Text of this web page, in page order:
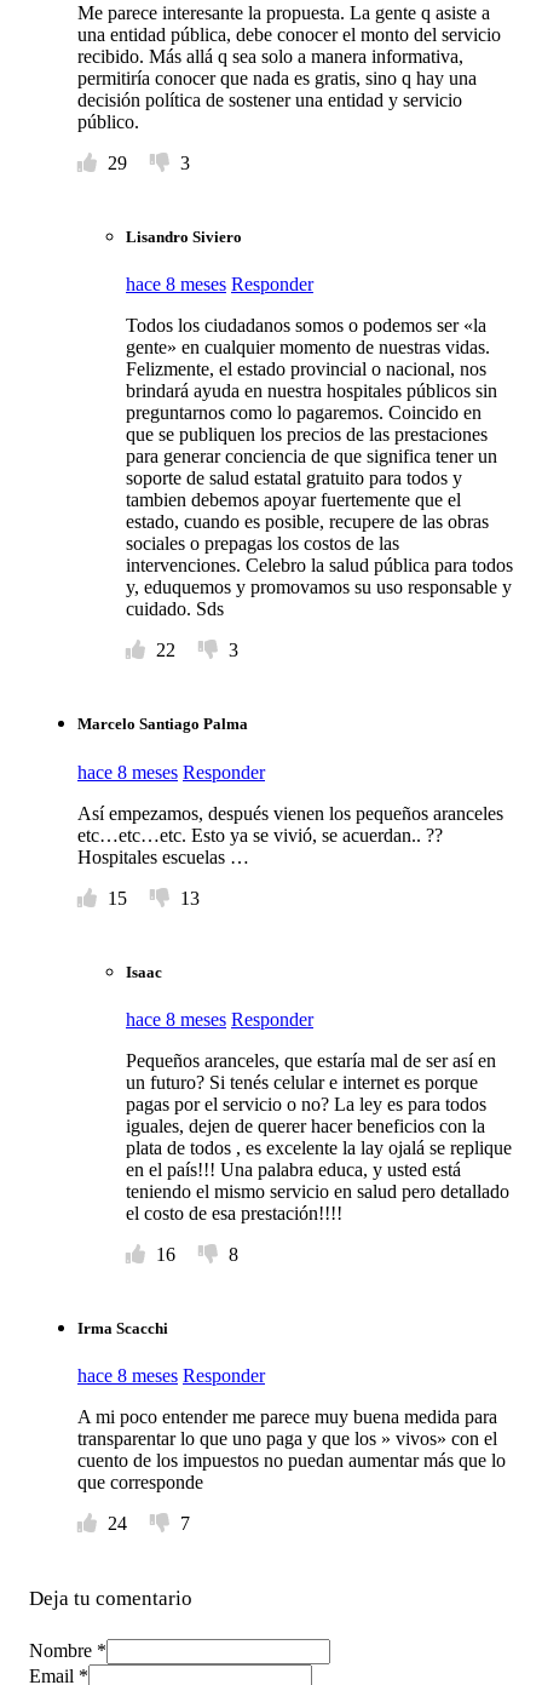
Me parece interesante la propuesta. La gente q asiste a
una entidad pública, debe conocer el monto del servicio
recibido. Más allá q sea solo a manera informativa,
permitiría conocer que nada es gratis, sino q hay una
decisión política de sostener una entidad y servicio
público.
29
3
Lisandro Siviero
hace 8 meses Responder
Todos los ciudadanos somos o podemos ser «la
gente» en cualquier momento de nuestras vidas.
Felizmente, el estado provincial o nacional, nos
brindará ayuda en nuestra hospitales públicos sin
preguntarnos como lo pagaremos. Coincido en
que se publiquen los precios de las prestaciones
para generar conciencia de que significa tener un
soporte de salud estatal gratuito para todos y
tambien debemos apoyar fuertemente que el
estado, cuando es posible, recupere de las obras
sociales o prepagas los costos de las
intervenciones. Celebro la salud pública para todos
y, eduquemos y promovamos su uso responsable y
cuidado. Sds
22
3
Marcelo Santiago Palma
hace 8 meses Responder
Así empezamos, después vienen los pequeños aranceles
etc…etc…etc. Esto ya se vivió, se acuerdan.. ??
Hospitales escuelas …
15
13
Isaac
hace 8 meses Responder
Pequeños aranceles, que estaría mal de ser así en
un futuro? Si tenés celular e internet es porque
pagas por el servicio o no? La ley es para todos
iguales, dejen de querer hacer beneficios con la
plata de todos , es excelente la lay ojalá se replique
en el país!!! Una palabra educa, y usted está
teniendo el mismo servicio en salud pero detallado
el costo de esa prestación!!!!
16
8
Irma Scacchi
hace 8 meses Responder
A mi poco entender me parece muy buena medida para
transparentar lo que uno paga y que los » vivos» con el
cuento de los impuestos no puedan aumentar más que lo
que corresponde
24
7
Deja tu comentario
Nombre *
Email *